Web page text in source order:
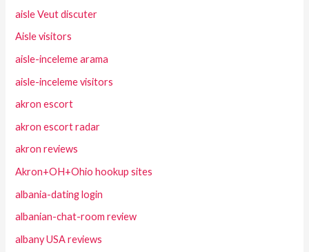
aisle Veut discuter
Aisle visitors
aisle-inceleme arama
aisle-inceleme visitors
akron escort
akron escort radar
akron reviews
Akron+OH+Ohio hookup sites
albania-dating login
albanian-chat-room review
albany USA reviews